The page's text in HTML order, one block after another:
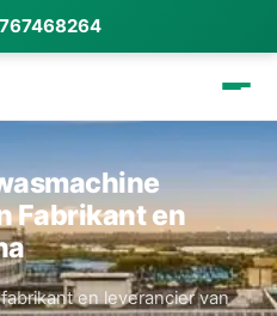
Fabrikant en
en leverancier van